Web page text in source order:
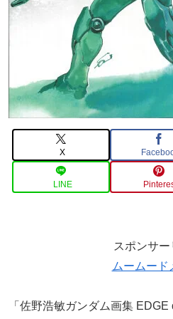
X
LINE
スポンサー
ムームード
「佐野浩敏ガンダム画集 EDGE